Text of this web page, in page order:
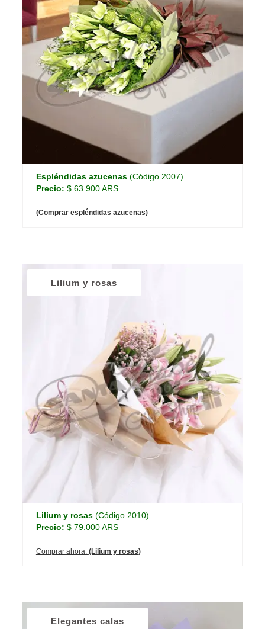
Espléndidas azucenas(Código 2007)
Precio: $ 63.900 ARS
(Comprar espléndidas azucenas)
Lilium y rosas
Lilium y rosas(Código 2010)
Precio: $ 79.000 ARS
Comprar ahora: (Lilium y rosas)
Elegantes calas